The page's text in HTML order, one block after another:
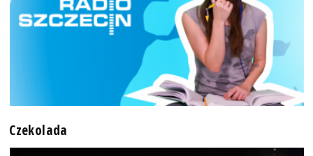
Czekolada